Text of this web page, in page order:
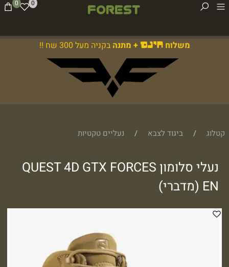
משלוחחינם + מתנהבקניה מעל 300 שח !!
0 0
קטלוג / ביגוד לצבא / נעליים טקטיות
נעלי סלומון QUEST 4D GTX FORCES
EN (מדברי)